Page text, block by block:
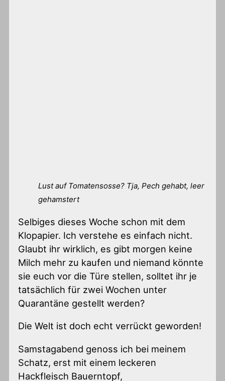
Lust auf Tomatensosse? Tja, Pech gehabt, leer
gehamstert
Selbiges dieses Woche schon mit dem
Klopapier. Ich verstehe es einfach nicht.
Glaubt ihr wirklich, es gibt morgen keine
Milch mehr zu kaufen und niemand könnte
sie euch vor die Türe stellen, solltet ihr je
tatsächlich für zwei Wochen unter
Quarantäne gestellt werden?
Die Welt ist doch echt verrückt geworden!
Samstagabend genoss ich bei meinem
Schatz, erst mit einem leckeren
Hackfleisch Bauerntopf,